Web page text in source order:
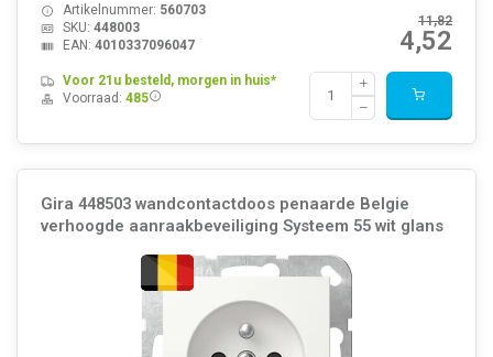
11,82
4,52
Artikelnummer: 560703
SKU: 448003
EAN: 4010337096047
Voor 21u besteld, morgen in huis*
Voorraad: 485
Gira 448503 wandcontactdoos penaarde Belgie
verhoogde aanraakbeveiliging Systeem 55 wit glans